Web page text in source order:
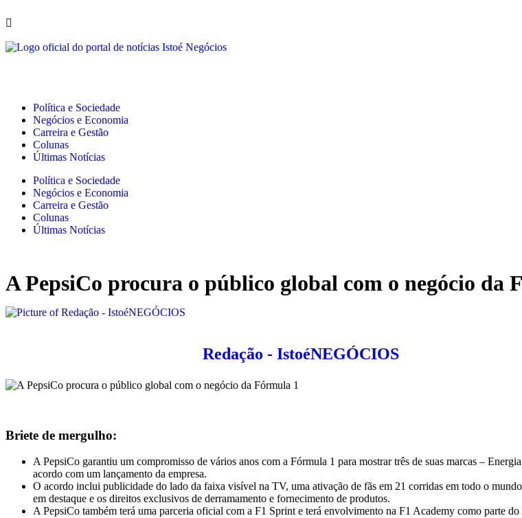
Política e Sociedade
Negócios e Economia
Carreira e Gestão
Colunas
Últimas Notícias
Política e Sociedade
Negócios e Economia
Carreira e Gestão
Colunas
Últimas Notícias
A PepsiCo procura o público global com o negócio da
Redação - IstoéNEGÓCIOS
Briete de mergulho:
A PepsiCo garantiu um compromisso de vários anos com a Fórmula 1 para mostrar três de suas marcas –
acordo com um lançamento da empresa.
O acordo inclui publicidade do lado da faixa visível na TV, uma ativação de fãs em 21 corridas em todo o
em destaque e os direitos exclusivos de derramamento e fornecimento de produtos.
A PepsiCo também terá uma parceria oficial com a F1 Sprint e terá envolvimento na F1 Academy como parte